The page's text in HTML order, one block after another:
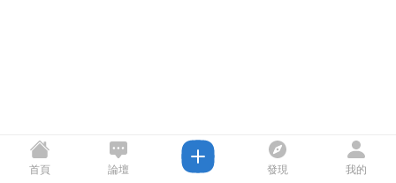
首頁 論壇 發現 我的